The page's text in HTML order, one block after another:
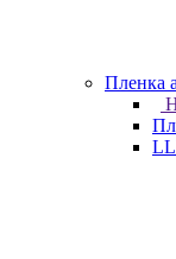
Пленка